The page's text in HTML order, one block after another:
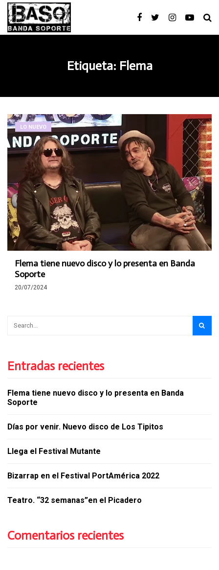
Etiqueta: Flema
LO NUEVO
Flema tiene nuevo disco y lo presenta en Banda
Soporte
20/07/2024
Entradas recientes
Flema tiene nuevo disco y lo presenta en Banda
Soporte
Días por venir. Nuevo disco de Los Tipitos
Llega el Festival Mutante
Bizarrap en el Festival PortAmérica 2022
Teatro. “32 semanas”en el Picadero
Comentarios recientes